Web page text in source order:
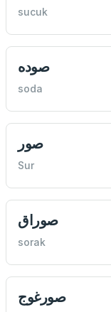
sucuk
صوده
soda
صور
Sur
صوراق
sorak
صورغوج